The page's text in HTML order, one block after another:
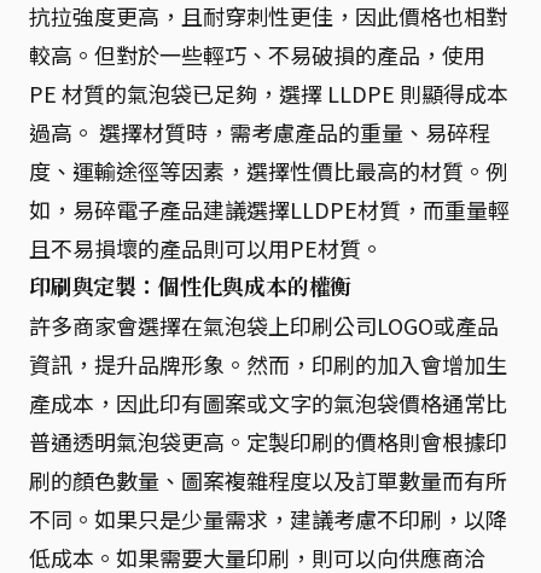
抗拉強度更高，且耐穿刺性更佳，因此價格也相對
較高。但對於一些輕巧、不易破損的產品，使用
PE 材質的氣泡袋已足夠，選擇 LLDPE 則顯得成本
過高。 選擇材質時，需考慮產品的重量、易碎程
度、運輸途徑等因素，選擇性價比最高的材質。例
如，易碎電子產品建議選擇LLDPE材質，而重量輕
且不易損壞的產品則可以用PE材質。
印刷與定製：個性化與成本的權衡
許多商家會選擇在氣泡袋上印刷公司LOGO或產品
資訊，提升品牌形象。然而，印刷的加入會增加生
產成本，因此印有圖案或文字的氣泡袋價格通常比
普通透明氣泡袋更高。定製印刷的價格則會根據印
刷的顏色數量、圖案複雜程度以及訂單數量而有所
不同。如果只是少量需求，建議考慮不印刷，以降
低成本。如果需要大量印刷，則可以向供應商洽